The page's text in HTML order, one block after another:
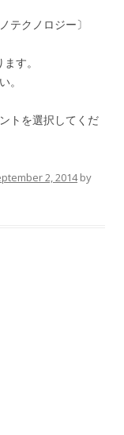
テクノロジー〕
す。
。
トを選択してくだ
2, 2014by